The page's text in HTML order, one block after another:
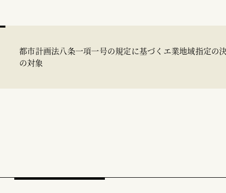
都市計画法八条一項一号の規定に基づくエ業地域指定の
の対象